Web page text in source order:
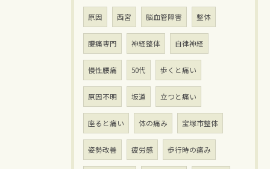
原因 西宮 脳血管障害 整体
腰痛専門 神経整体 自律神経
慢性腰痛 50代 歩くと痛い
原因不明 坂道 立つと痛い
座ると痛い 体の痛み 宝塚市整体
姿勢改善 疲労感 歩行時の痛み